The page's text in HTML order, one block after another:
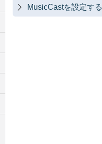
 MusicCastを設定する